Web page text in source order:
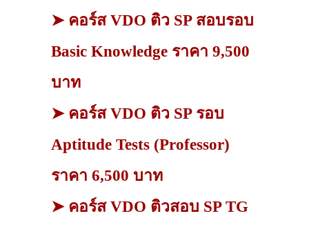
➤ คอร์ส VDO ติว SP สอบรอบ
Basic Knowledge ราคา 9,500
บาท
➤ คอร์ส VDO ติว SP รอบ
Aptitude Tests (Professor)
ราคา 6,500 บาท
➤ คอร์ส VDO ติวสอบ SP TG